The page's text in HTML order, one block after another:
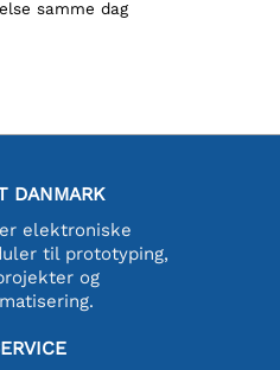
samme dag
DANMARK
elektroniske
til prototyping,
og